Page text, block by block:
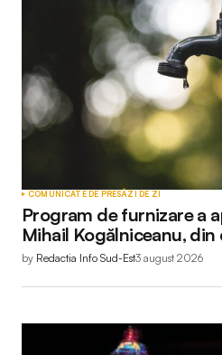
COMUNICATE DE PRESĂZI DE ZI
Program de furnizare a
Mihail Kogălniceanu, din
by Redactia Info Sud-Est3 august 2026